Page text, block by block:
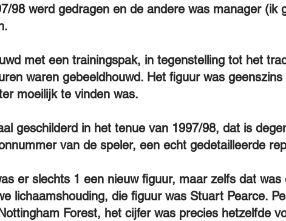
98 werd gedragen en de andere was manager (ik
met een trainingspak, in tegenstelling tot het
waren gebeeldhouwd. Het figuur was
moeilijk te vinden was.
geschilderd in het tenue van 1997/98, dat is
van de speler, een echt gedetailleerde
er slechts 1 een nieuw figuur, maar zelfs dat was
lichaamshouding, die figuur was Stuart Pearce.
Forest, het cijfer was precies hetzelfde